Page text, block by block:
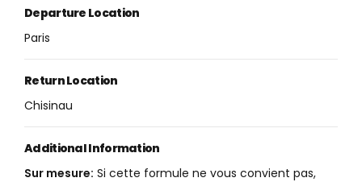
Departure Location
Paris
Return Location
Chisinau
Additional Information
Sur mesure: Si cette formule ne vous convient pas,